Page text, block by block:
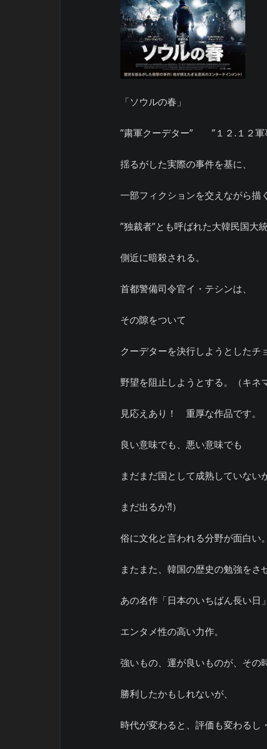
「ソウルの春」
”粛軍クーデター” ”１２.１２
揺るがした実際の事件を基に、
一部フィクションを交えながら描
”独裁者”とも呼ばれた大韓民国大統
側近に暗殺される。
首都警備司令官イ・テシンは、
その隙をついて
クーデターを決行しようとしたチ
野望を阻止しようとする。（キネ
見応えあり！ 重厚な作品です。
良い意味でも、悪い意味でも
まだまだ国として成熟していな
まだ出るか⁈）
俗に文化と言われる分野が面白い
またまた、韓国の歴史の勉強をさ
あの名作「日本のいちばん長い日
エンタメ性の高い力作。
強いもの、運が良いものが、その
勝利したかもしれないが、
時代が変わると、評価も変わるし